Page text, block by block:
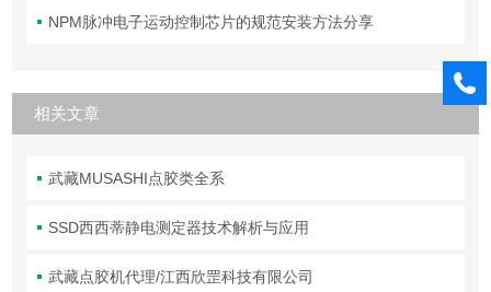
NPM脉冲电子运动控制芯片的规范安装方法分享
相关文章
武藏MUSASHI点胶类全系
SSD西西蒂静电测定器技术解析与应用
武藏点胶机代理/江西欣罡科技有限公司